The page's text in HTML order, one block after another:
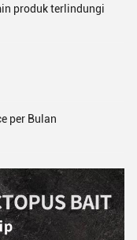
produk terlindungi
per Bulan